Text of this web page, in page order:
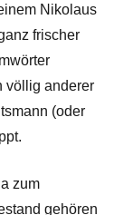
Nikolaus
frischer
völlig anderer
(oder
zum
gehören